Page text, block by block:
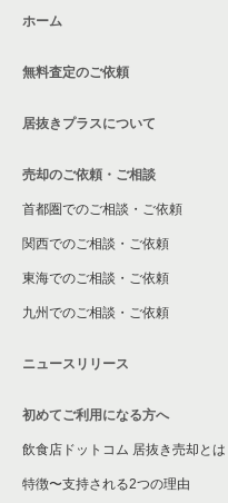
大阪市鶴見区の飲食店の居
大阪市浪速区の飲食店の居
八尾市の飲食店の居抜き売
大東市の飲食店の居抜き売
箕面市の飲食店の居抜き売
大阪市淀川区の飲食店の居
大阪市東成区の飲食店の居
大阪市城東区の飲食店の居
大阪市旭区の飲食店の居抜
ホーム
無料査定のご依頼
居抜きプラスについて
売却のご依頼・ご相談
首都圏でのご相談・ご依頼
関西でのご相談・ご依頼
東海でのご相談・ご依頼
九州でのご相談・ご依頼
ニュースリリース
初めてご利用になる方へ
飲食店ドットコム 居抜き売却とは
特徴〜支持される2つの理由